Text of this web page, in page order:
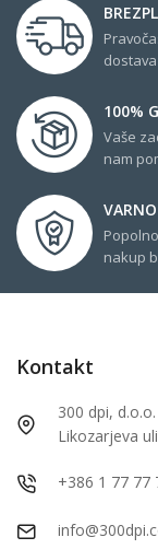
100%
Vaše
nam
nakup
Kontakt
300 dpi, d.o.o.
Likozarjeva
+386 1 77 77